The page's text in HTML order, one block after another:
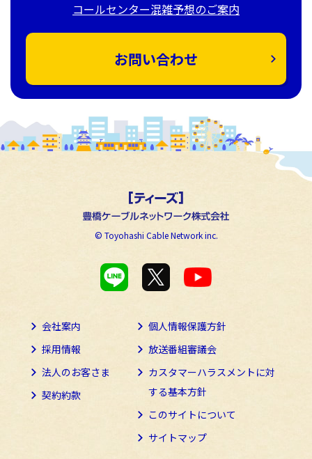
コールセンター混雑予想のご案内
お問い合わせ
© Toyohashi Cable Network inc.
会社案内
採用情報
法人のお客さま
契約約款
個人情報保護方針
放送番組審議会
カスタマーハラスメントに対
する基本方針
このサイトについて
サイトマップ